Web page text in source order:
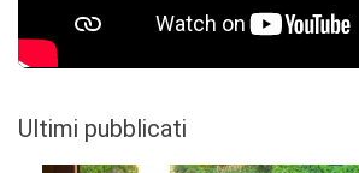
Ultimi pubblicati